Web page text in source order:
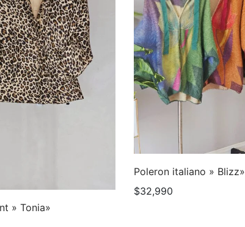
» Tonia»
Poleron italiano » Blizz»
$32,990